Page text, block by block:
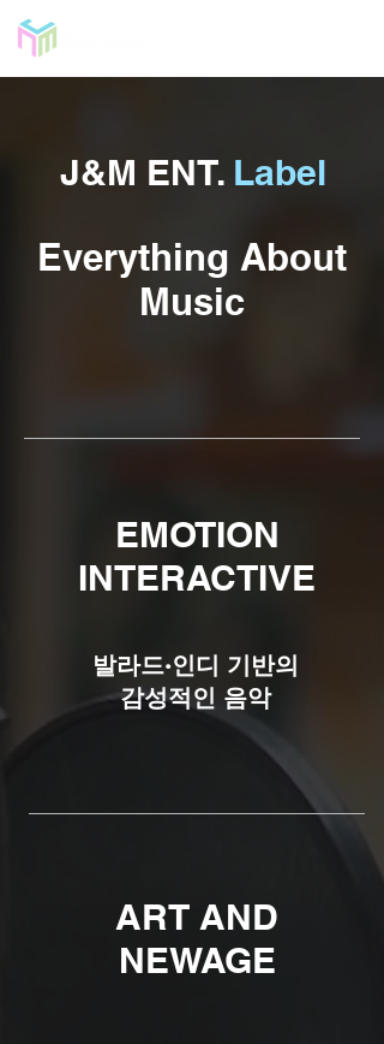
J&M ENT. Label
Everything About
Music
EMOTION
INTERACTIVE
발라드·인디 기반의
감성적인 음악
ART AND
NEWAGE